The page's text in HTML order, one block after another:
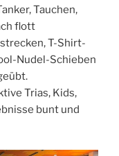
Tauchen,
flott
T-Shirt-
Nudel-Schieben
Trias, Kids,
bunt und